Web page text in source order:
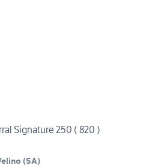
Signature 250 ( 820 )
(SA)